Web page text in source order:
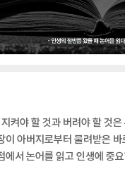
켜야 할 것과 버려야 할 것
이 아버지로부터 물려받은 바
에서 논어를 읽고 인생에 중